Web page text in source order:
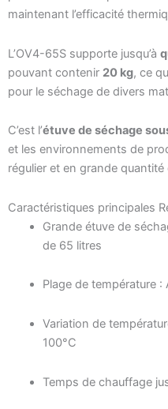
maintenant l’efficacité
L’OV4-65S supporte jusqu’à
pouvant contenir 20 kg, ce
pour le séchage de divers
C’est l’étuve de séchage
et les environnements de
régulier et en grande
Caractéristiques principales
Grande étuve de
de 65 litres
Plage de température
Variation de
100°C
Temps de chauffage